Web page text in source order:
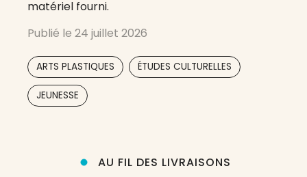
matériel fourni.
Publié le 24 juillet 2026
ARTS PLASTIQUES ÉTUDES CULTURELLES
JEUNESSE
AU FIL DES LIVRAISONS